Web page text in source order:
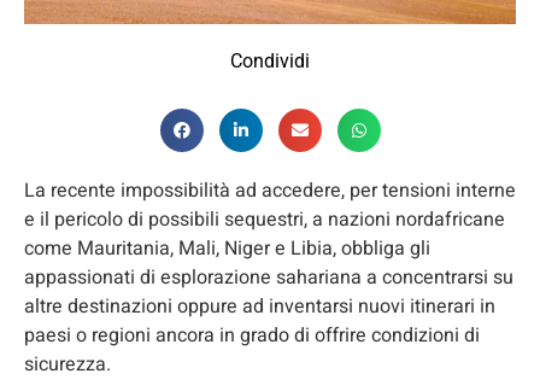
Condividi
La recente impossibilità ad accedere, per tensioni interne
e il pericolo di possibili sequestri, a nazioni nordafricane
come Mauritania, Mali, Niger e Libia, obbliga gli
appassionati di esplorazione sahariana a concentrarsi su
altre destinazioni oppure ad inventarsi nuovi itinerari in
paesi o regioni ancora in grado di offrire condizioni di
sicurezza.